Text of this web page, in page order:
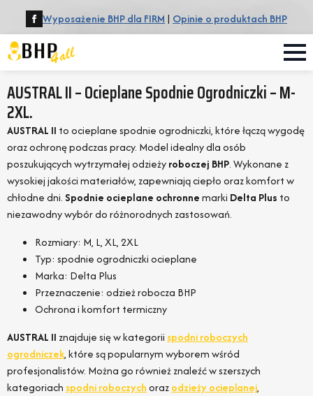
Wyposażenie BHP dla FIRM | Opinie o produktach BHP
AUSTRAL II – Ocieplane Spodnie Ogrodniczki – M-
2XL.
AUSTRAL II to ocieplane spodnie ogrodniczki, które łączą wygodę
oraz ochronę podczas pracy. Model idealny dla osób
poszukujących wytrzymałej odzieżyroboczej BHP. Wykonane z
wysokiej jakości materiałów, zapewniają ciepło oraz komfort w
chłodne dni. Spodnie ocieplane ochronnemarki Delta Plus to
niezawodny wybór do różnorodnych zastosowań.
Rozmiary: M, L, XL, 2XL
Typ: spodnie ogrodniczki ocieplane
Marka: Delta Plus
Przeznaczenie: odzież robocza BHP
Ochrona i komfort termiczny
AUSTRAL II znajduje się w kategorii spodni roboczych
ogrodniczek, które są popularnym wyborem wśród
profesjonalistów. Można go również znaleźć w szerszych
kategoriach spodni roboczychorazodzieży ocieplanej,